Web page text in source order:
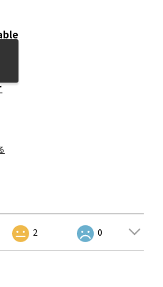
2 0